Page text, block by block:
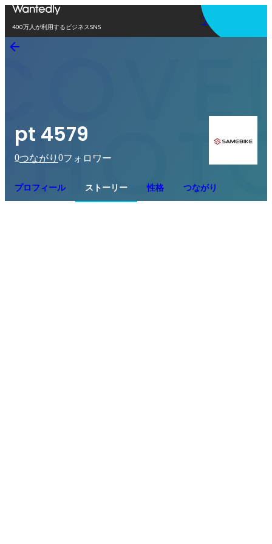
400万人が利用するビジネスSNS
アプリを使う
pt 4579
0つながり 0フォロワー
プロフィール ストーリー 性格 つながり